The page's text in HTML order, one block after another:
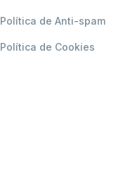
Política de Anti-spam
Política de Cookies